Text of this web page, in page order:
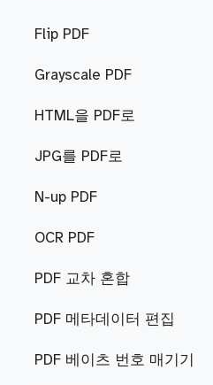
Flip PDF
Grayscale PDF
HTML을 PDF로
JPG를 PDF로
N-up PDF
OCR PDF
PDF 교차 혼합
PDF 메타데이터 편집
PDF 베이츠 번호 매기기